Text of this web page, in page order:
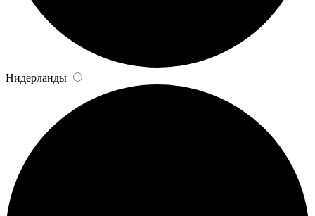
Нидерланды